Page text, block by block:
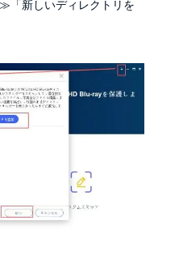
「新しいディレクトリを